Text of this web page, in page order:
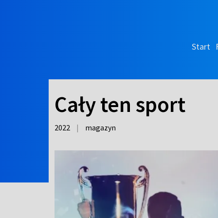
Start
Cały ten sport
2022 | magazyn